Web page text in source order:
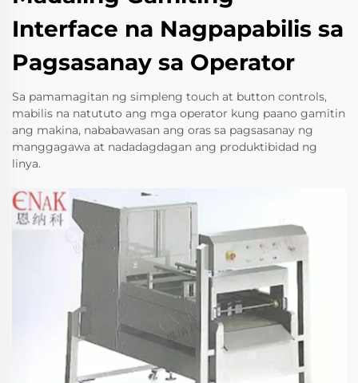
Interface na Nagpapabilis sa
Pagsasanay sa Operator
Sa pamamagitan ng simpleng touch at button controls,
mabilis na natututo ang mga operator kung paano gamitin
ang makina, nababawasan ang oras sa pagsasanay ng
manggagawa at nadadagdagan ang produktibidad ng
linya.